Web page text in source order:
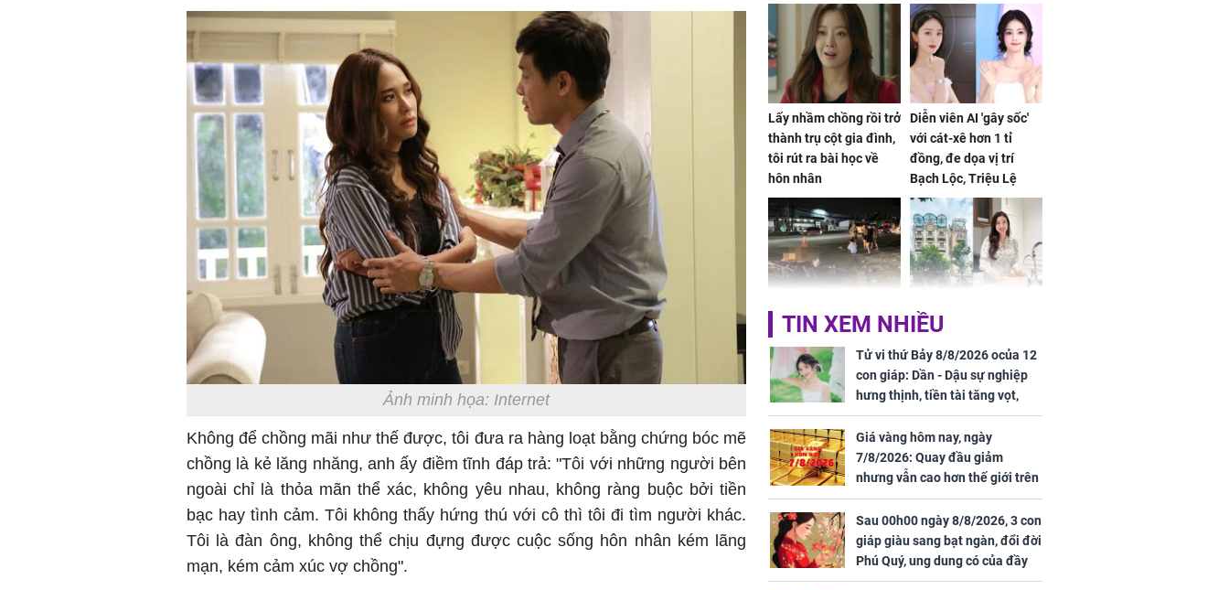
Ảnh minh họa: Internet
Không để chồng mãi như thế được, tôi đưa ra hàng loạt bằng chứng bóc mẽ
chồng là kẻ lăng nhăng, anh ấy điềm tĩnh đáp trả: "Tôi với những người bên
ngoài chỉ là thỏa mãn thể xác, không yêu nhau, không ràng buộc bởi tiền
bạc hay tình cảm. Tôi không thấy hứng thú với cô thì tôi đi tìm người khác.
Tôi là đàn ông, không thể chịu đựng được cuộc sống hôn nhân kém lãng
mạn, kém cảm xúc vợ chồng".
Lấy nhầm chồng rồi trở
thành trụ cột gia đình,
tôi rút ra bài học về
hôn nhân
Diễn viên AI 'gây sốc'
với cát-xê hơn 1 tỉ
đồng, đe dọa vị trí
Bạch Lộc, Triệu Lệ
Dĩnh
TP.HCM: Nữ công nhân
tử vong trên đường đi
làm về trong khu công
nghiệp Sóng Thần
Đỗ Mỹ Linh hé lộ góc
bếp chill của nhà mới -
cạnh biệt thự bầu Hiển
Sau 00h00 ngày
8/8/2026, 3 con giáp
giàu sang bạt ngàn,
đổi đời Phú Quý, ung
TIN XEM NHIỀU
Tử vi thứ Bảy 8/8/2026 ocủa 12
con giáp: Dần - Dậu sự nghiệp
hưng thịnh, tiền tài tăng vọt,
Mão - Thân công việc bất trắc,
tiền mất tật mang
Giá vàng hôm nay, ngày
7/8/2026: Quay đầu giảm
nhưng vẫn cao hơn thế giới trên
7 triệu đồng
Sau 00h00 ngày 8/8/2026, 3 con
giáp giàu sang bạt ngàn, đổi đời
Phú Quý, ung dung có của đầy
nhà, ngày càng hưng thịnh sung